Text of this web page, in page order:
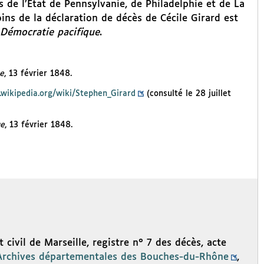
l’État de Pennsylvanie, de Philadelphie et de La
de la déclaration de décès de Cécile Girard est
pacifique.
, 13 février 1848.
wiki/Stephen_Girard (consulté le 28 juillet
, 13 février 1848.
civil de Marseille, registre n° 7 des décès, acte
départementales des Bouches-du-Rhône
,